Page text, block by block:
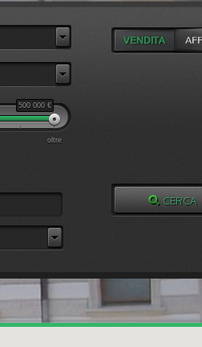
500 000 €
oltre